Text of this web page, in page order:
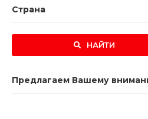
Страна
НАЙТИ
Предлагаем Вашему